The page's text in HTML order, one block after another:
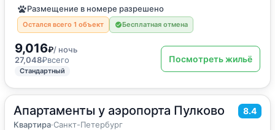
Размещение в номере разрешено
Остался всего 1 объект Бесплатная отмена
9,016₽/ ночь
27,048₽всего
Стандартный
Посмотреть жильё
Апартаменты у аэропорта Пулково 8.4
Квартира·Санкт-Петербург
40м2·до 5 гостей
Квартира